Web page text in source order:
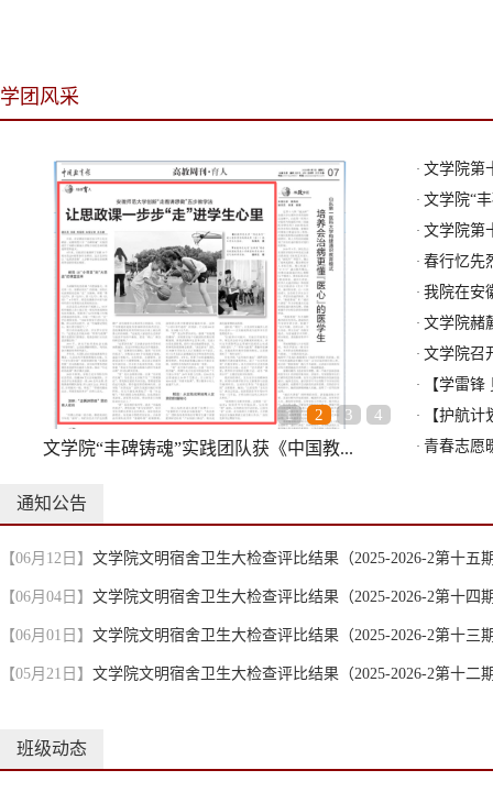
学团风采
1 2 3 4
文学院“丰碑铸魂”实践团队获《中国教...
· 文学院第
· 文学院“
· 文学院第
· 春行忆先
· 我院在安
· 文学院赭
· 文学院召
· 【学雷
· 【护航
· 青春志愿
通知公告
【06月12日】 文学院文明宿舍卫生大检查评比结果（2025-2026-2第十五
【06月04日】 文学院文明宿舍卫生大检查评比结果（2025-2026-2第十四
【06月01日】 文学院文明宿舍卫生大检查评比结果（2025-2026-2第十三
【05月21日】 文学院文明宿舍卫生大检查评比结果（2025-2026-2第十二
班级动态